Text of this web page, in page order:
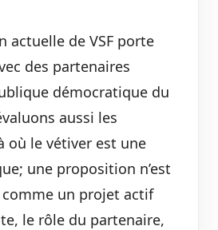
actuelle de VSF porte
des partenaires
démocratique du
aussi les
où le vétiver est une
une proposition n’est
comme un projet actif
le rôle du partenaire,